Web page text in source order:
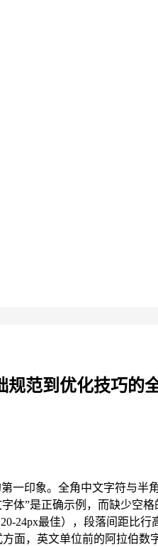
范到优化技巧的
一印象。全角中文字符与半
体”是正确示例，而缺少空
24px最佳），段落间距比
面，英文单位前的阿拉伯数